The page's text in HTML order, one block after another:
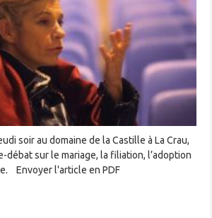
soir au domaine de la Castille à La Crau,
débat sur le mariage, la filiation, l’adoption
Envoyer l'article en PDF